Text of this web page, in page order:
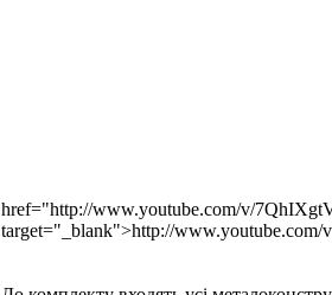
href="http://www.youtube.com/v/
target="_blank">http://